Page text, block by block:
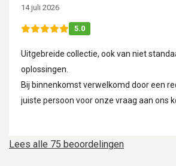
Lees alle 75 beoordelingen
14 juli 2026
5.0
Uitgebreide collectie, ook van niet
oplossingen.
Bij binnenkomst verwelkomd door een
juiste persoon voor onze vraag aan ons